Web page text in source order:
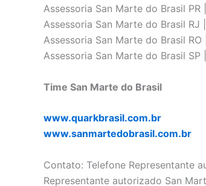
Assessoria San Marte do Brasil
Assessoria San Marte do Brasil
Assessoria San Marte do Brasil
Assessoria San Marte do Brasil
Time San Marte do Brasil
www.quarkbrasil.com.br
www.sanmartedobrasil.com.br
Contato: Telefone Representante
Representante autorizado San